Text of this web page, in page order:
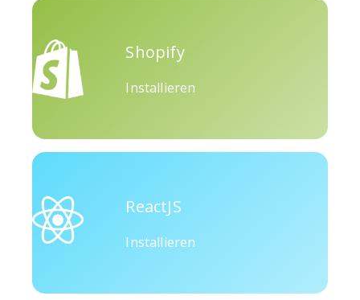
Shopify
Installieren
ReactJS
Installieren